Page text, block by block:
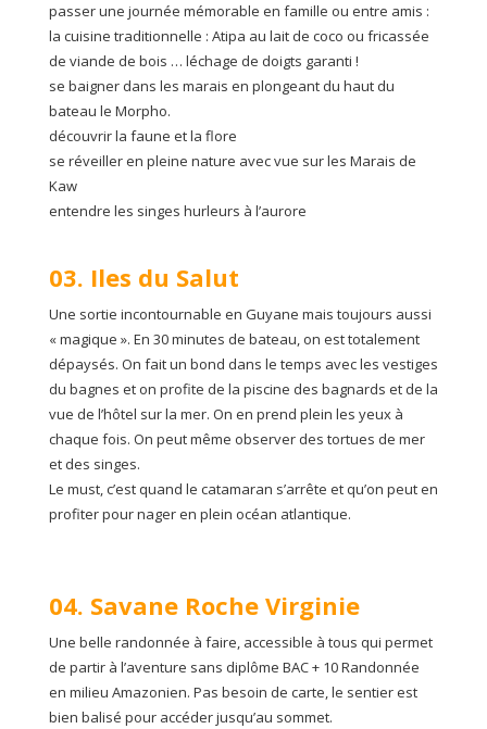
passer une journée mémorable en famille ou entre amis :
la cuisine traditionnelle : Atipa au lait de coco ou fricassée
de viande de bois … léchage de doigts garanti !
se baigner dans les marais en plongeant du haut du
bateau le Morpho.
découvrir la faune et la flore
se réveiller en pleine nature avec vue sur les Marais de
Kaw
entendre les singes hurleurs à l’aurore
03. Iles du Salut
Une sortie incontournable en Guyane mais toujours aussi
« magique ». En 30 minutes de bateau, on est totalement
dépaysés. On fait un bond dans le temps avec les vestiges
du bagnes et on profite de la piscine des bagnards et de la
vue de l’hôtel sur la mer. On en prend plein les yeux à
chaque fois. On peut même observer des tortues de mer
et des singes.
Le must, c’est quand le catamaran s’arrête et qu’on peut en
profiter pour nager en plein océan atlantique.
04. Savane Roche Virginie
Une belle randonnée à faire, accessible à tous qui permet
de partir à l’aventure sans diplôme BAC + 10 Randonnée
en milieu Amazonien. Pas besoin de carte, le sentier est
bien balisé pour accéder jusqu’au sommet.